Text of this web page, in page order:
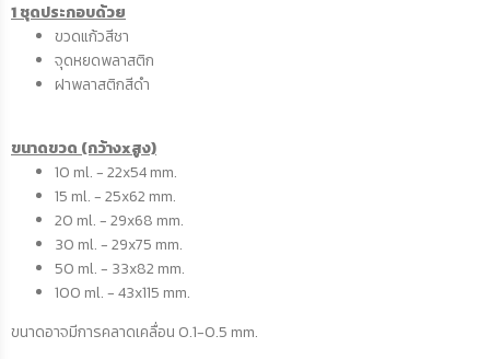
1 ชุดประกอบด้วย
ขวดแก้วสีชา
จุดหยดพลาสติก
ฝาพลาสติกสีดำ
ขนาดขวด (กว้างxสูง)
10 ml. - 22x54 mm.
15 ml. - 25x62 mm.
20 ml. - 29x68 mm.
30 ml. - 29x75 mm.
50 ml. - 33x82 mm.
100 ml. - 43x115 mm.
ขนาดอาจมีการคลาดเคลื่อน 0.1-0.5 mm.